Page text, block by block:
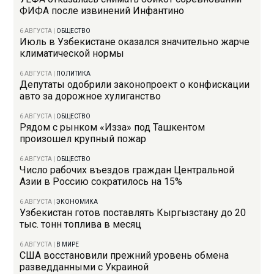
ФИФА после извинений Инфантино
6 АВГУСТА ОБЩЕСТВО
Июль в Узбекистане оказался значительно жарче
климатической нормы
6 АВГУСТА ПОЛИТИКА
Депутаты одобрили законопроект о конфискации
авто за дорожное хулиганство
6 АВГУСТА ОБЩЕСТВО
Рядом с рынком «Изза» под Ташкентом
произошел крупный пожар
6 АВГУСТА ОБЩЕСТВО
Число рабочих въездов граждан Центральной
Азии в Россию сократилось на 15%
6 АВГУСТА |ЭКОНОМИКА
Узбекистан готов поставлять Кыргызстану до 20
тыс. тонн топлива в месяц
6 АВГУСТА В МИРЕ
США восстановили прежний уровень обмена
разведданными с Украиной